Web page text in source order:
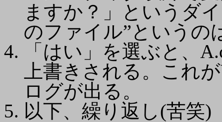
ますか？」というダ
のファイル”というの
「はい」を選ぶと、
上書きされる。これ
ログが出る。
以下、繰り返し(苦笑)